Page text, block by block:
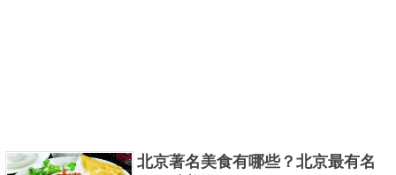
北京著名美食有哪些？北京最有名